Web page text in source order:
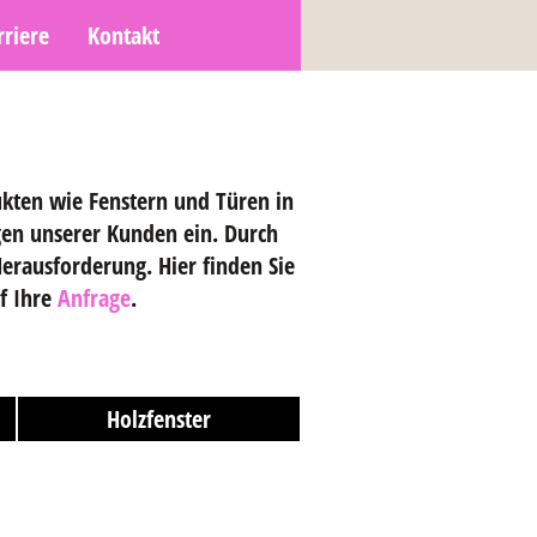
Kontakt
wie Fenstern und Türen in
unserer Kunden ein. Durch
Hier finden Sie
IhreAnfrage.
Holzfenster